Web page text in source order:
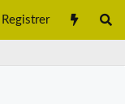
Registrer